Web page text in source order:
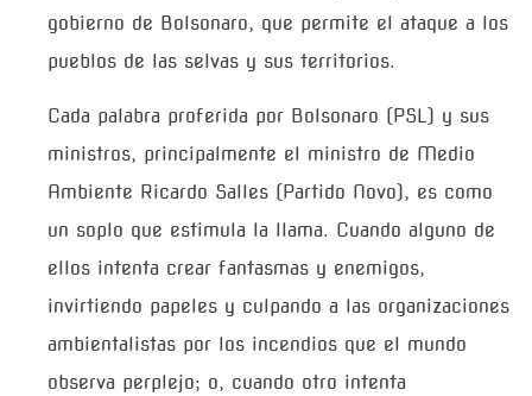
gobierno de Bolsonaro, que permite el ataque a los
pueblos de las selvas y sus territorios.
Cada palabra proferida por Bolsonaro (PSL) y sus
ministros, principalmente el ministro de Medio
Ambiente Ricardo Salles (Partido Novo), es como
un soplo que estimula la llama. Cuando alguno de
ellos intenta crear fantasmas y enemigos,
invirtiendo papeles y culpando a las organizaciones
ambientalistas por los incendios que el mundo
observa perplejo; o, cuando otro intenta